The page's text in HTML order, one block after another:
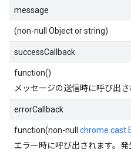
message
(non-null Object or string)
successCallback
function()
メッセージの送信時に呼び出さ
errorCallback
function(non-null
エラー時に呼び出されます。発